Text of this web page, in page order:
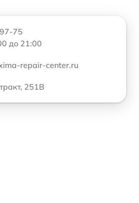
75
до 21:00
repair-center.ru
251В